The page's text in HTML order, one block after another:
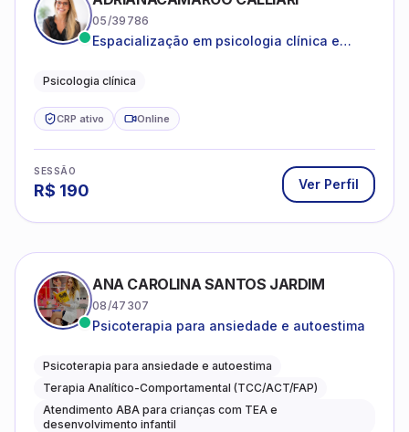
05/39786
Espacialização em psicologia clínica e
Psicologia clínica
CRP ativo Online
SESSÃO
R$ 190 Ver Perfil
ANA CAROLINA SANTOS JARDIM
08/47307
Psicoterapia para ansiedade e autoestima
Psicoterapia para ansiedade e autoestima
Terapia Analítico-Comportamental (TCC/ACT/FAP)
Atendimento ABA para crianças com TEA e
desenvolvimento infantil